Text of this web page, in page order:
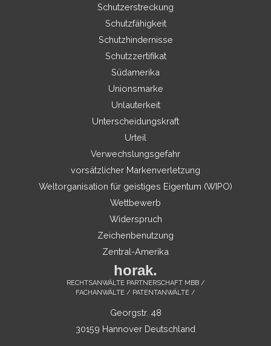
Schutzerstreckung
Schutzfähigkeit
Schutzhindernisse
Schutzzertifikat
Südamerika
Unionsmarke
Unlauterkeit
Unterscheidungskraft
Urteil
Verwechslungsgefahr
vorsätzlicher Markenverletzung
Weltorganisation für geistiges Eigentum (WIPO)
Wettbewerb
Widerspruch
Zeichenbenutzung
Zentral-Amerika
horak.
RECHTSANWÄLTE PARTNERSCHAFT MBB /
FACHANWÄLTE / PATENTANWÄLTE /
Georgstr. 48
30159 Hannover Deutschland